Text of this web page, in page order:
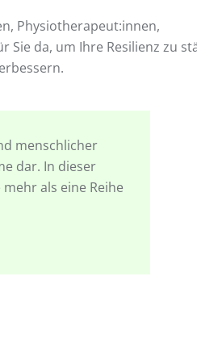
Physiotherapeut:innen,
Sie da, um Ihre Resilienz zu
menschlicher
dar. In dieser
als eine Reihe